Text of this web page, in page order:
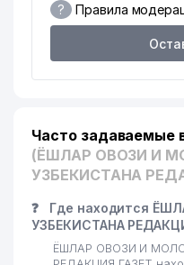
17 MITRA TRAVEL
18
UNICEF
19 КИМ Н.В. ИндП
20 RELAX MODE
21 GLOBAL
22
RUBICON RADIO
ООО
? Правила
Часто задаваемые
(ЁШЛАР ОВОЗИ И
УЗБЕКИСТАНА
❓
Где находится
УЗБЕКИСТАНА
ЁШЛАР ОВОЗИ И